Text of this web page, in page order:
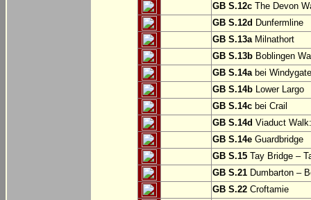
GB S.12c The Devon
GB S.12d Dunfermline
GB S.13aMilnathort
GB S.13b Boblingen
GB S.14abei
GB S.14b Lower Largo
GB S.14c bei Crail
GB S.14d Viaduct
GB S.14e Guardbridge
GB S.15 Tay Bridge –
GB S.21 Dumbarton –
GB S.22 Croftamie